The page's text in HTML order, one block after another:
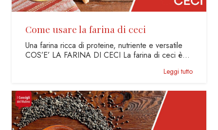
Come usare la farina di ceci
Una farina ricca di proteine, nutriente e versatile
COS’E’ LA FARINA DI CECI La farina di ceci è…
Leggi tutto